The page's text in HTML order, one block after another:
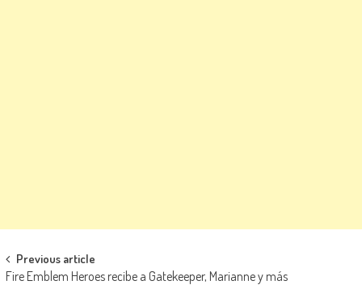
Navegación de entradas
Previous article
Fire Emblem Heroes recibe a Gatekeeper, Marianne y más